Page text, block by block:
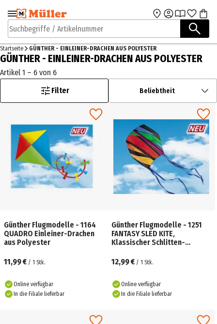
Zur Navigation
springen
Zum Hauptinhalt
Suchbegriffe / Artikelnummer
Startseite GÜNTHER - EINLEINER-DRACHEN AUS POLYESTER
GÜNTHER - EINLEINER-DRACHEN AUS POLYESTER
Artikel 1 – 6 von 6
Filter
Beliebtheit
Günther Flugmodelle - 1164
QUADRO Einleiner-Drachen
aus Polyester
11,99 € / 1 Stk.
Online verfügbar
In die Filiale lieferbar
Günther Flugmodelle - 1251
FANTASY SLED KITE,
Klassischer Schlitten-
12,99 € / 1 Stk.
Online verfügbar
In die Filiale lieferbar